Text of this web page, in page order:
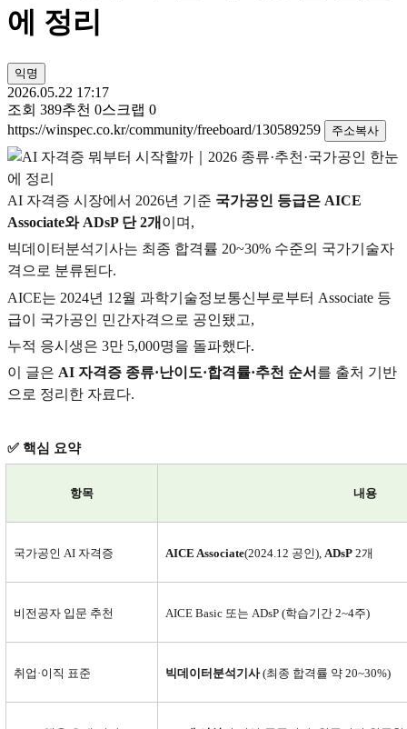
에 정리
익명
2026.05.22 17:17
조회 389추천 0스크랩 0
https://winspec.co.kr/community/freeboard/130589259
주소복사
AI 자격증 시장에서 2026년 기준 국가공인 등급은 AICE
Associate와 ADsP 단 2개 이며,
빅데이터분석기사는 최종 합격률 20~30% 수준의 국가기술자
격으로 분류된다.
AICE는 2024년 12월 과학기술정보통신부로부터 Associate 등
급이 국가공인 민간자격으로 공인됐고,
누적 응시생은 3만 5,000명을 돌파했다.
이 글은 AI 자격증 종류·난이도·합격률·추천 순서 를 출처 기반
으로 정리한 자료다.
✅ 핵심 요약
항목 내용
국가공인 AI 자격증 AICE Associate(2024.12 공인),ADsP 2개
비전공자 입문 추천 AICE Basic 또는 ADsP (학습기간 2~4주)
취업·이직 표준 빅데이터분석기사(최종 합격률 약 20~30%)